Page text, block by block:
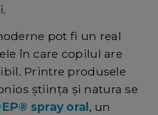
pot fi un real
în care copilul are
Printre produsele
știința și natura se
spray oral, un